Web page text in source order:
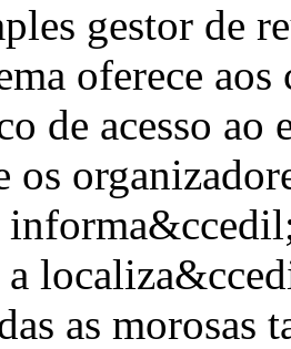
gestor
oferece
de acesso ao
os
a
as